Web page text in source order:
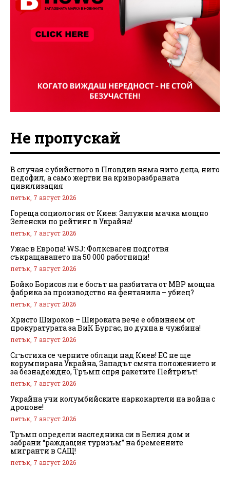
Не пропускай
В случая с убийството в Пловдив няма нито деца, нито
педофил, а само жертви на криворазбраната
цивилизация
петък, 7 август 2026
Гореща социология от Киев: Залужни мачка мощно
Зеленски по рейтинг в Украйна!
петък, 7 август 2026
Ужас в Европа! WSJ: Фолксваген подготвя
съкращаването на 50 000 работници!
петък, 7 август 2026
Бойко Борисов ли е босът на разбитата от МВР мощна
фабрика за производство на фентанила – убиец?
петък, 7 август 2026
Христо Широков – Широката вече е обвиняем от
прокуратурата за ВиК Бургас, но духна в чужбина!
петък, 7 август 2026
Сгъстиха се черните облаци над Киев! ЕС не ще
корумпирана Украйна, Западът смята положението и
за безнадеждно, Тръмп спря ракетите Пейтриът!
петък, 7 август 2026
Украйна учи колумбийските наркокартели на война с
дронове!
петък, 7 август 2026
Тръмп определи наследника си в Белия дом и
забрани “раждащия туризъм” на бременните
мигранти в САЩ!
петък, 7 август 2026